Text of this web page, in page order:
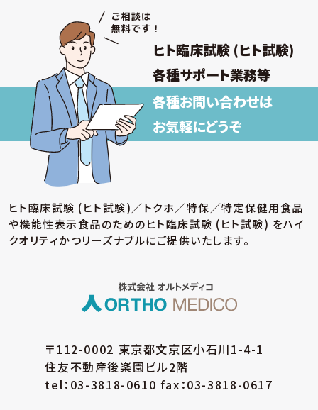
ヒト臨床試験 (ヒト試験)
各種サポート業務等
各種お問い合わせは
お気軽にどうぞ
ヒト臨床試験 (ヒト試験)／トクホ／特保／特定保健用食品
や機能性表示食品のためのヒト臨床試験 (ヒト試験) をハイ
クオリティかつリーズナブルにご提供いたします。
〒112-0002 東京都文京区小石川1-4-1
住友不動産後楽園ビル2階
tel：03-3818-0610 fax：03-3818-0617